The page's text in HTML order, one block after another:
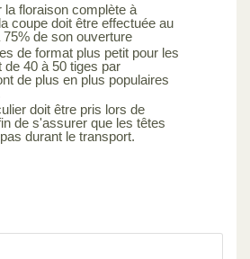
la floraison complète à
coupe doit être effectuée au
de son ouverture
de format plus petit pour les
de 40 à 50 tiges par
de plus en plus populaires
doit être pris lors de
de s'assurer que les têtes
durant le transport.